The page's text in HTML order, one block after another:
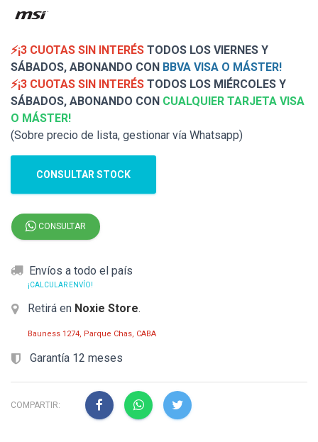
⚡¡3 CUOTAS SIN INTERÉS TODOS LOS VIERNES Y
SÁBADOS, ABONANDO CON BBVA VISA O MÁSTER!
⚡¡3 CUOTAS SIN INTERÉS TODOS LOS MIÉRCOLES Y
SÁBADOS, ABONANDO CON CUALQUIER TARJETA VISA
O MÁSTER!
(Sobre precio de lista, gestionar vía Whatsapp)
CONSULTAR STOCK
CONSULTAR
Envíos a todo el país
¡CALCULAR ENVÍO!
Retirá en Noxie Store.
Bauness 1274, Parque Chas, CABA
Garantía 12 meses
COMPARTIR: